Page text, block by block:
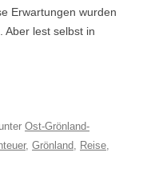
Erwartungen wurden
Aber lest selbst in
unter Ost-Grönland-
, Grönland, Reise,